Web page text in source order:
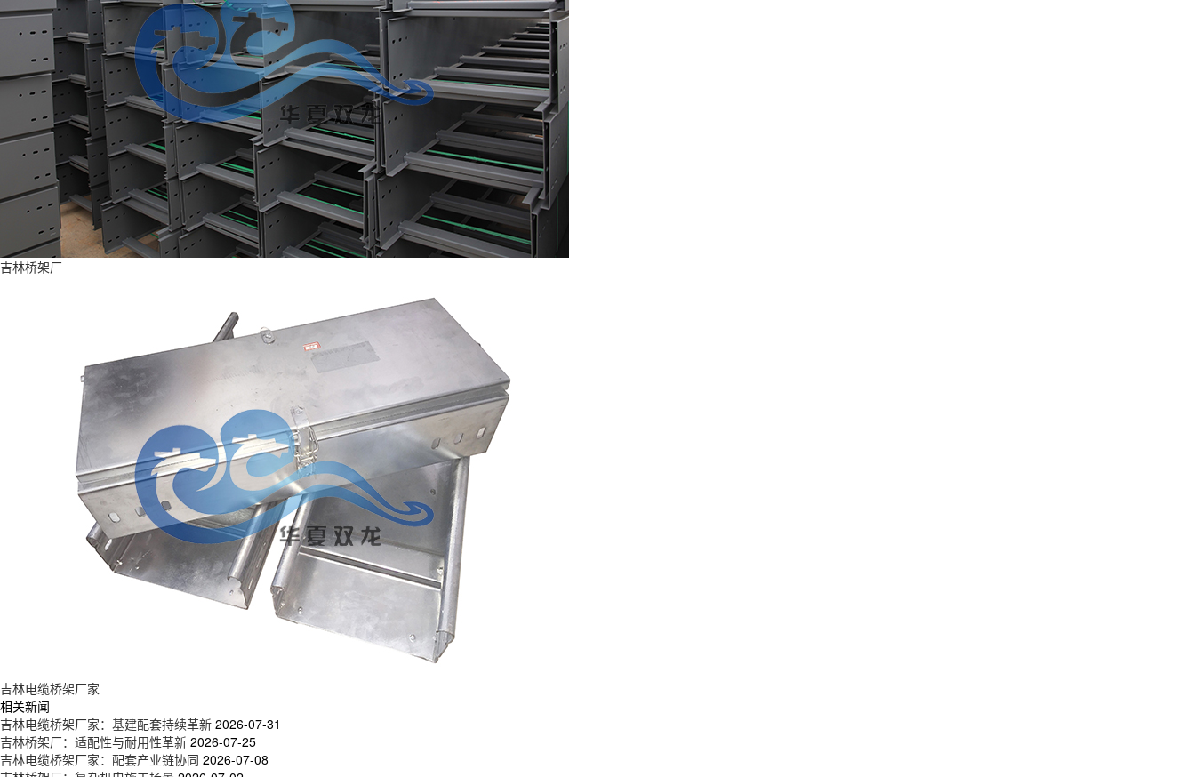
吉林桥架厂
吉林电缆桥架厂家
相关新闻
吉林电缆桥架厂家：基建配套持续革新 2026-07-31
吉林桥架厂：适配性与耐用性革新 2026-07-25
吉林电缆桥架厂家：配套产业链协同 2026-07-08